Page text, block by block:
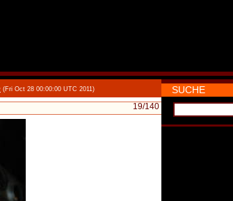
(Fri Oct 28 00:00:00 UTC 2011)
19/140
SUCHE